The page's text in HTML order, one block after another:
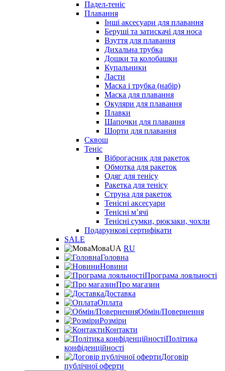
Падел-теніс
Плавання
Інші аксесуари для плавання
Беруші та затискачі для носа
Взуття для плавання
Дихальна трубка
Дошки та колобашки
Купальники
Ласти
Маска і трубка (набір)
Маска для плавання
Окуляри для плавання
Плавки
Шапочки для плавання
Шорти для плавання
Сквош
Теніс
Віброгасник для ракеток
Обмотка для ракеток
Одяг для тенісу
Ракетка для тенісу
Струна для ракеток
Тенісні аксесуари
Тенісні мʼячі
Тенісні сумки, рюкзаки, чохли
Подарункові сертифікати
SALE
МоваUA RU
Головна
Новини
Програма лояльності
Про магазин
Доставка
Оплата
Обмін/Повернення
Розміри
Контакти
Політика
конфіденційності
Договір
публічної оферти